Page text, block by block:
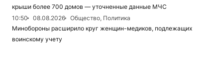
крыши более 700 домов — уточненные данные МЧС
10:50
08.08.2026
Общество, Политика
Минобороны расширило круг женщин-медиков, подлежащих
воинскому учету